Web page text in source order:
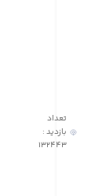
تعداد
بازدید :
132443